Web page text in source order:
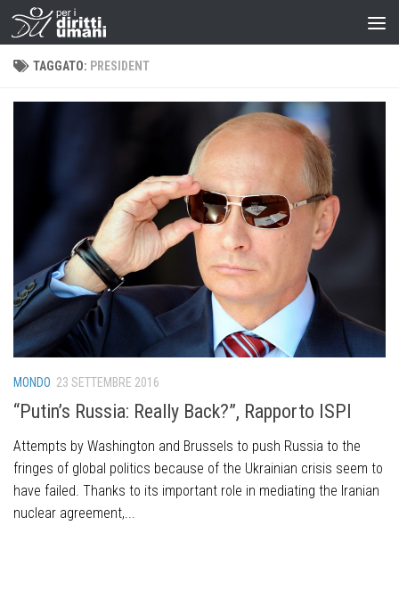
TAGGATO: PRESIDENT
MONDO 23 SETTEMBRE 2016
“Putin’s Russia: Really Back?”, Rapporto ISPI
Attempts by Washington and Brussels to push Russia to the
fringes of global politics because of the Ukrainian crisis seem to
have failed. Thanks to its important role in mediating the Iranian
nuclear agreement,...